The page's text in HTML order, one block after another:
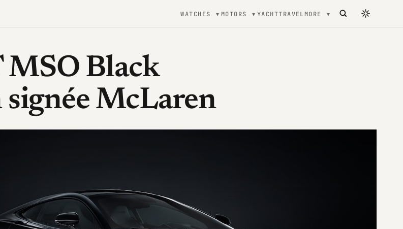
WATCHES MOTORS YACHTTRAVELMORE
MSO Black
McLaren